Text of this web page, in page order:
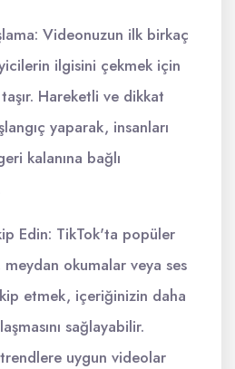
Videonuzun ilk birkaç
ilgisini çekmek için
Hareketli ve dikkat
yaparak, insanları
kalanına bağlı
Edin: TikTok'ta popüler
okumalar veya ses
etmek, içeriğinizin daha
sağlayabilir.
uygun videolar